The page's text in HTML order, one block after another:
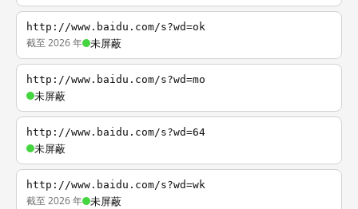
http://www.baidu.com/s?wd=ok
截至 2026 年 未屏蔽
http://www.baidu.com/s?wd=mo
未屏蔽
http://www.baidu.com/s?wd=64
未屏蔽
http://www.baidu.com/s?wd=wk
截至 2026 年 未屏蔽